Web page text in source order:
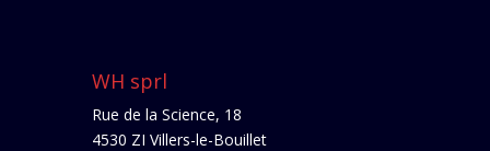
WH sprl
Rue de la Science, 18
4530 ZI Villers-le-Bouillet